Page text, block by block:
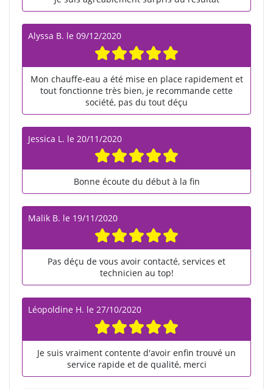
Alyssa B. le 09/12/2020
Mon chauffe-eau a été mise en place rapidement et
tout fonctionne très bien, je recommande cette
société, pas du tout déçu
Jessica L. le 20/11/2020
Bonne écoute du début à la fin
Malik B. le 19/11/2020
Pas déçu de vous avoir contacté, services et
technicien au top!
Léopoldine H. le 27/10/2020
Je suis vraiment contente d'avoir enfin trouvé un
service rapide et de qualité, merci